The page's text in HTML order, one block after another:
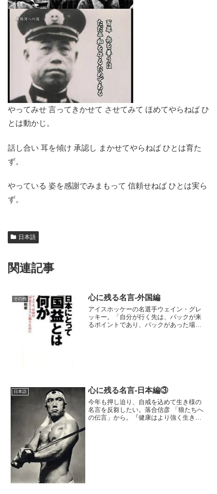
やってみせ 言ってきかせて させてみて ほめてやらねば ひ
とは動かじ。
話し合い 耳を傾け 承認し まかせてやらねば ひとは育た
ず。
やっている 姿を感謝でみまもって 信頼せねば ひとは実ら
ず。
日本語
関連記事
その他 心に残る名言-外国編
アイスホッケーの名選手ウェイン・グレ
ッキー。「自分が行く先は、パックが来
るポイントであり、パックがあった場所
日本語 心に残る名言-日本編③
今年も押し迫り、自戒を込めて生き様の
名言を反芻したい。落合信彦 「狼たちへ
の伝言」から。『健康はより強く生きる